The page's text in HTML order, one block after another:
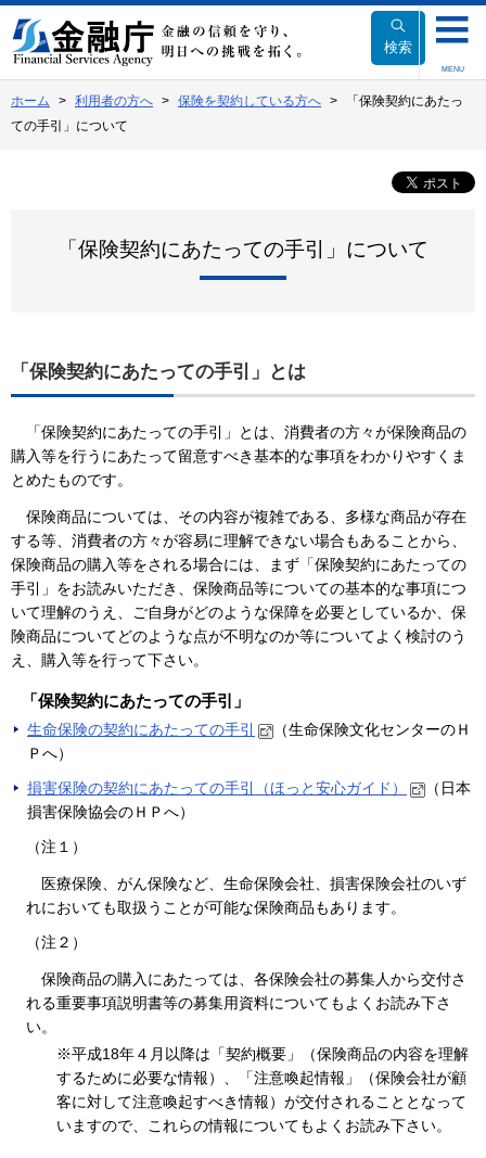
文
へ
動
検索
MENU
ホーム 利用者の方へ 保険を契約している方へ
「保険契約にあたっ
ての手引」について
「保険契約にあたっての手引」について
「保険契約にあたっての手引」とは
「保険契約にあたっての手引」とは、消費者の方々が保険商品の
購入等を行うにあたって留意すべき基本的な事項をわかりやすくま
とめたものです。
保険商品については、その内容が複雑である、多様な商品が存在
する等、消費者の方々が容易に理解できない場合もあることから、
保険商品の購入等をされる場合には、まず「保険契約にあたっての
手引」をお読みいただき、保険商品等についての基本的な事項につ
いて理解のうえ、ご自身がどのような保障を必要としているか、保
険商品についてどのような点が不明なのか等についてよく検討のう
え、購入等を行って下さい。
「保険契約にあたっての手引」
生命保険の契約にあたっての手引
（生命保険文化センターのＨ
Ｐへ）
損害保険の契約にあたっての手引（ほっと安心ガイド）
（日本
損害保険協会のＨＰへ）
（注１）
医療保険、がん保険など、生命保険会社、損害保険会社のいず
れにおいても取扱うことが可能な保険商品もあります。
（注２）
保険商品の購入にあたっては、各保険会社の募集人から交付さ
れる重要事項説明書等の募集用資料についてもよくお読み下さ
い。
※平成18年４月以降は「契約概要」（保険商品の内容を理解
するために必要な情報）、「注意喚起情報」（保険会社が顧
客に対して注意喚起すべき情報）が交付されることとなって
いますので、これらの情報についてもよくお読み下さい。